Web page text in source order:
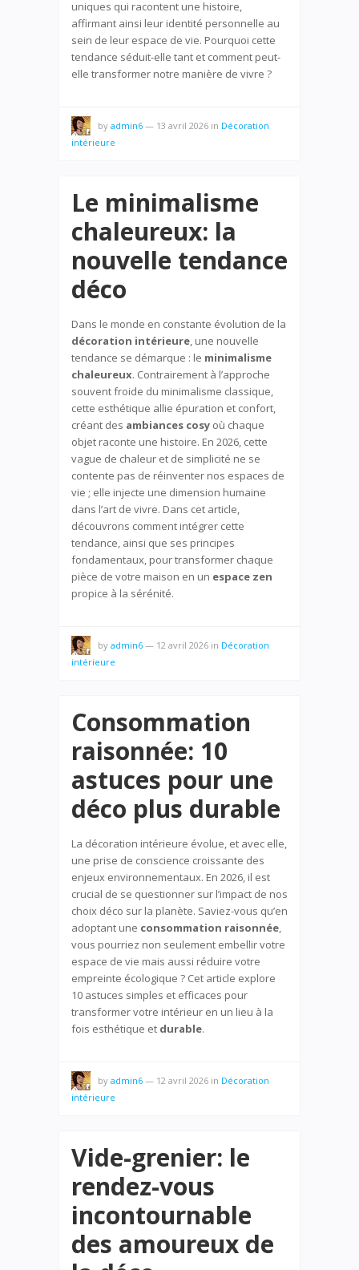
uniques qui racontent une histoire,
affirmant ainsi leur identité personnelle au
sein de leur espace de vie. Pourquoi cette
tendance séduit-elle tant et comment peut-
elle transformer notre manière de vivre ?
by admin6 — 13 avril 2026 in Décoration
intérieure
Le minimalisme
chaleureux: la
nouvelle tendance
déco
Dans le monde en constante évolution de la
décoration intérieure, une nouvelle
tendance se démarque : le minimalisme
chaleureux. Contrairement à l’approche
souvent froide du minimalisme classique,
cette esthétique allie épuration et confort,
créant des ambiances cosy où chaque
objet raconte une histoire. En 2026, cette
vague de chaleur et de simplicité ne se
contente pas de réinventer nos espaces de
vie ; elle injecte une dimension humaine
dans l’art de vivre. Dans cet article,
découvrons comment intégrer cette
tendance, ainsi que ses principes
fondamentaux, pour transformer chaque
pièce de votre maison en un espace zen
propice à la sérénité.
by admin6 — 12 avril 2026 in Décoration
intérieure
Consommation
raisonnée: 10
astuces pour une
déco plus durable
La décoration intérieure évolue, et avec elle,
une prise de conscience croissante des
enjeux environnementaux. En 2026, il est
crucial de se questionner sur l’impact de nos
choix déco sur la planète. Saviez-vous qu’en
adoptant une consommation raisonnée,
vous pourriez non seulement embellir votre
espace de vie mais aussi réduire votre
empreinte écologique ? Cet article explore
10 astuces simples et efficaces pour
transformer votre intérieur en un lieu à la
fois esthétique et durable.
by admin6 — 12 avril 2026 in Décoration
intérieure
Vide-grenier: le
rendez-vous
incontournable
des amoureux de